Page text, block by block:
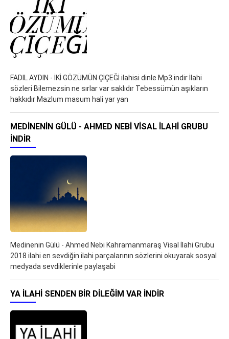
FADIL AYDIN - İKİ GÖZÜMÜN ÇİÇEĞİ ilahisi dinle Mp3 indir İlahi
sözleri Bilemezsin ne sırlar var saklıdır Tebessümün aşıkların
hakkıdır Mazlum masum hali yar yan
MEDINENIN GÜLÜ - AHMED NEBI VISAL İLAHI GRUBU
İNDIR
Medinenin Gülü - Ahmed Nebi Kahramanmaraş Visal İlahi Grubu
2018 ilahi en sevdiğin ilahi parçalarının sözlerini okuyarak sosyal
medyada sevdiklerinle paylaşabi
YA ILAHI SENDEN BIR DILEĞIM VAR İNDIR